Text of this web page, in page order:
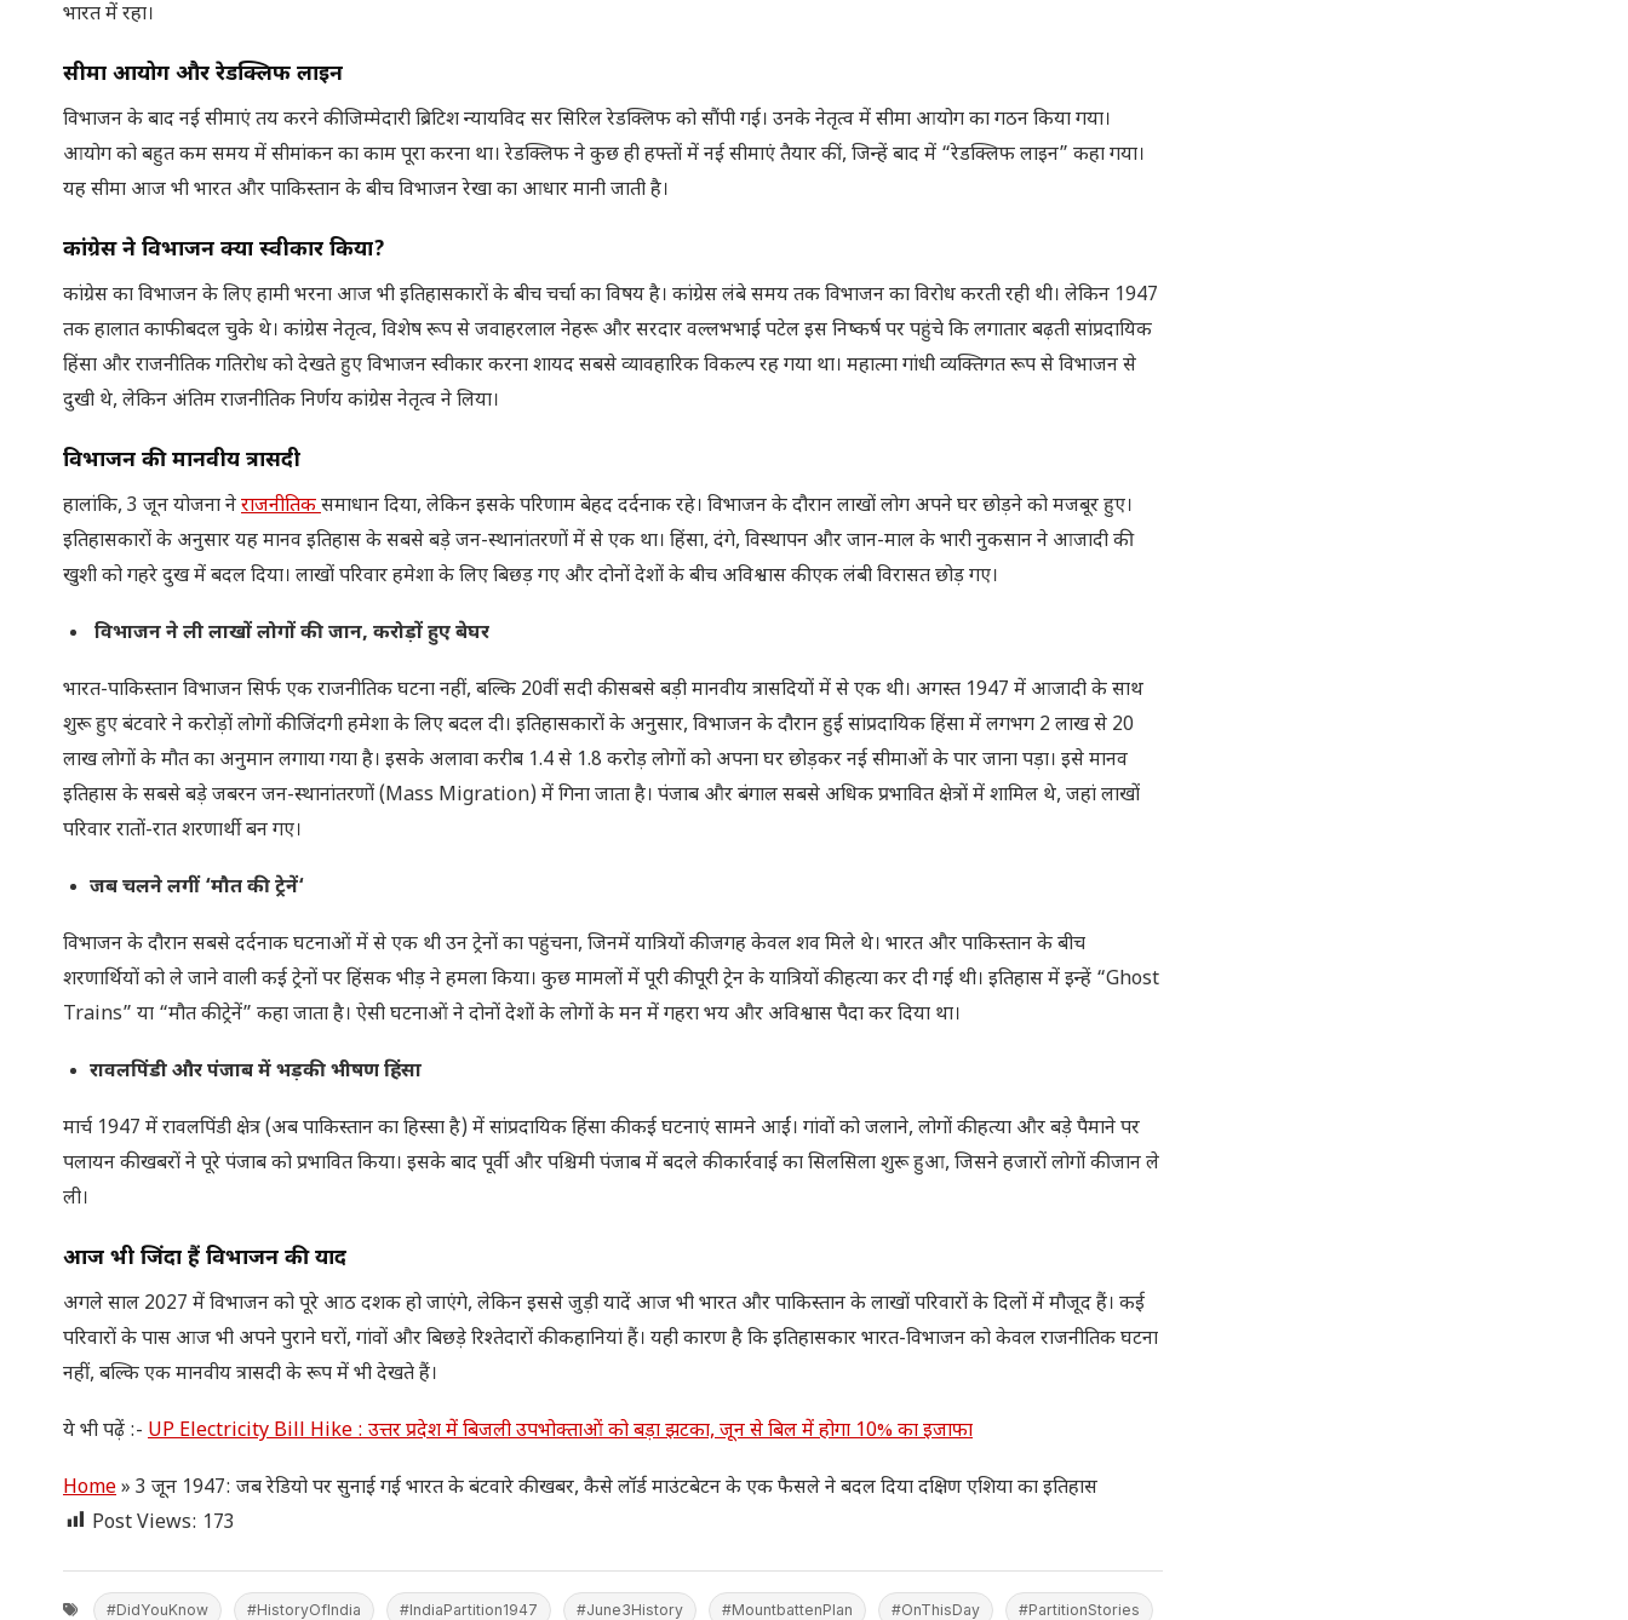
भारत में रहा।
सीमा आयोग और रेडक्लिफ लाइन
विभाजन के बाद नई सीमाएं तय करने की जिम्मेदारी ब्रिटिश न्यायविद सर सिरिल रेडक्लिफ को सौंपी गई। उनके नेतृत्व में सीमा आयोग का गठन किया गया।
आयोग को बहुत कम समय में सीमांकन का काम पूरा करना था। रेडक्लिफ ने कुछ ही हफ्तों में नई सीमाएं तैयार कीं, जिन्हें बाद में “रेडक्लिफ लाइन” कहा गया।
यह सीमा आज भी भारत और पाकिस्तान के बीच विभाजन रेखा का आधार मानी जाती है।
कांग्रेस ने विभाजन क्यों स्वीकार किया?
कांग्रेस का विभाजन के लिए हामी भरना आज भी इतिहासकारों के बीच चर्चा का विषय है। कांग्रेस लंबे समय तक विभाजन का विरोध करती रही थी। लेकिन 1947
तक हालात काफी बदल चुके थे। कांग्रेस नेतृत्व, विशेष रूप से जवाहरलाल नेहरू और सरदार वल्लभभाई पटेल इस निष्कर्ष पर पहुंचे कि लगातार बढ़ती सांप्रदायिक
हिंसा और राजनीतिक गतिरोध को देखते हुए विभाजन स्वीकार करना शायद सबसे व्यावहारिक विकल्प रह गया था। महात्मा गांधी व्यक्तिगत रूप से विभाजन से
दुखी थे, लेकिन अंतिम राजनीतिक निर्णय कांग्रेस नेतृत्व ने लिया।
विभाजन की मानवीय त्रासदी
हालांकि, 3 जून योजना नेराजनीतिकसमाधान दिया, लेकिन इसके परिणाम बेहद दर्दनाक रहे। विभाजन के दौरान लाखों लोग अपने घर छोड़ने को मजबूर हुए।
इतिहासकारों के अनुसार यह मानव इतिहास के सबसे बड़े जन-स्थानांतरणों में से एक था। हिंसा, दंगे, विस्थापन और जान-माल के भारी नुकसान ने आजादी की
खुशी को गहरे दुख में बदल दिया। लाखों परिवार हमेशा के लिए बिछड़ गए और दोनों देशों के बीच अविश्वास की एक लंबी विरासत छोड़ गए।
विभाजन ने ली लाखों लोगों की जान, करोड़ों हुए बेघर
भारत-पाकिस्तान विभाजन सिर्फ एक राजनीतिक घटना नहीं, बल्कि 20वीं सदी की सबसे बड़ी मानवीय त्रासदियों में से एक थी। अगस्त 1947 में आजादी के साथ
शुरू हुए बंटवारे ने करोड़ों लोगों की जिंदगी हमेशा के लिए बदल दी। इतिहासकारों के अनुसार, विभाजन के दौरान हुई सांप्रदायिक हिंसा में लगभग 2 लाख से 20
लाख लोगों के मौत का अनुमान लगाया गया है। इसके अलावा करीब 1.4 से 1.8 करोड़ लोगों को अपना घर छोड़कर नई सीमाओं के पार जाना पड़ा। इसे मानव
इतिहास के सबसे बड़े जबरन जन-स्थानांतरणों (Mass Migration) में गिना जाता है। पंजाब और बंगाल सबसे अधिक प्रभावित क्षेत्रों में शामिल थे, जहां लाखों
परिवार रातों-रात शरणार्थी बन गए।
जब चलने लगीं ‘मौत की ट्रेनें‘
विभाजन के दौरान सबसे दर्दनाक घटनाओं में से एक थी उन ट्रेनों का पहुंचना, जिनमें यात्रियों की जगह केवल शव मिले थे। भारत और पाकिस्तान के बीच
शरणार्थियों को ले जाने वाली कई ट्रेनों पर हिंसक भीड़ ने हमला किया। कुछ मामलों में पूरी की पूरी ट्रेन के यात्रियों की हत्या कर दी गई थी। इतिहास में इन्हें “Ghost
Trains” या “मौत की ट्रेनें” कहा जाता है। ऐसी घटनाओं ने दोनों देशों के लोगों के मन में गहरा भय और अविश्वास पैदा कर दिया था।
रावलपिंडी और पंजाब में भड़की भीषण हिंसा
मार्च 1947 में रावलपिंडी क्षेत्र (अब पाकिस्तान का हिस्सा है) में सांप्रदायिक हिंसा की कई घटनाएं सामने आईं। गांवों को जलाने, लोगों की हत्या और बड़े पैमाने पर
पलायन की खबरों ने पूरे पंजाब को प्रभावित किया। इसके बाद पूर्वी और पश्चिमी पंजाब में बदले की कार्रवाई का सिलसिला शुरू हुआ, जिसने हजारों लोगों की जान ले
ली।
आज भी जिंदा हैं विभाजन की यादें
अगले साल 2027 में विभाजन को पूरे आठ दशक हो जाएंगे, लेकिन इससे जुड़ी यादें आज भी भारत और पाकिस्तान के लाखों परिवारों के दिलों में मौजूद हैं। कई
परिवारों के पास आज भी अपने पुराने घरों, गांवों और बिछड़े रिश्तेदारों की कहानियां हैं। यही कारण है कि इतिहासकार भारत-विभाजन को केवल राजनीतिक घटना
नहीं, बल्कि एक मानवीय त्रासदी के रूप में भी देखते हैं।
ये भी पढ़ें :- UP Electricity Bill Hike : उत्तर प्रदेश में बिजली उपभोक्ताओं को बड़ा झटका, जून से बिल में होगा 10% का इजाफा
Home» 3 जून 1947: जब रेडियो पर सुनाई गई भारत के बंटवारे की खबर, कैसे लॉर्ड माउंटबेटन के एक फैसले ने बदल दिया दक्षिण एशिया का इतिहास
Post Views: 173
#DidYouKnow #HistoryOfIndia #IndiaPartition1947 #June3History #MountbattenPlan #OnThisDay #PartitionStories